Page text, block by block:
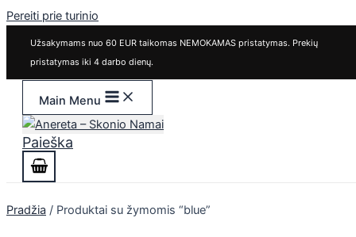
Pereiti prie turinio
Užsakymams nuo 60 EUR taikomas NEMOKAMAS pristatymas. Prekių
pristatymas iki 4 darbo dienų.
Main Menu
Paieška
Pradžia / Produktai su žymomis “blue”